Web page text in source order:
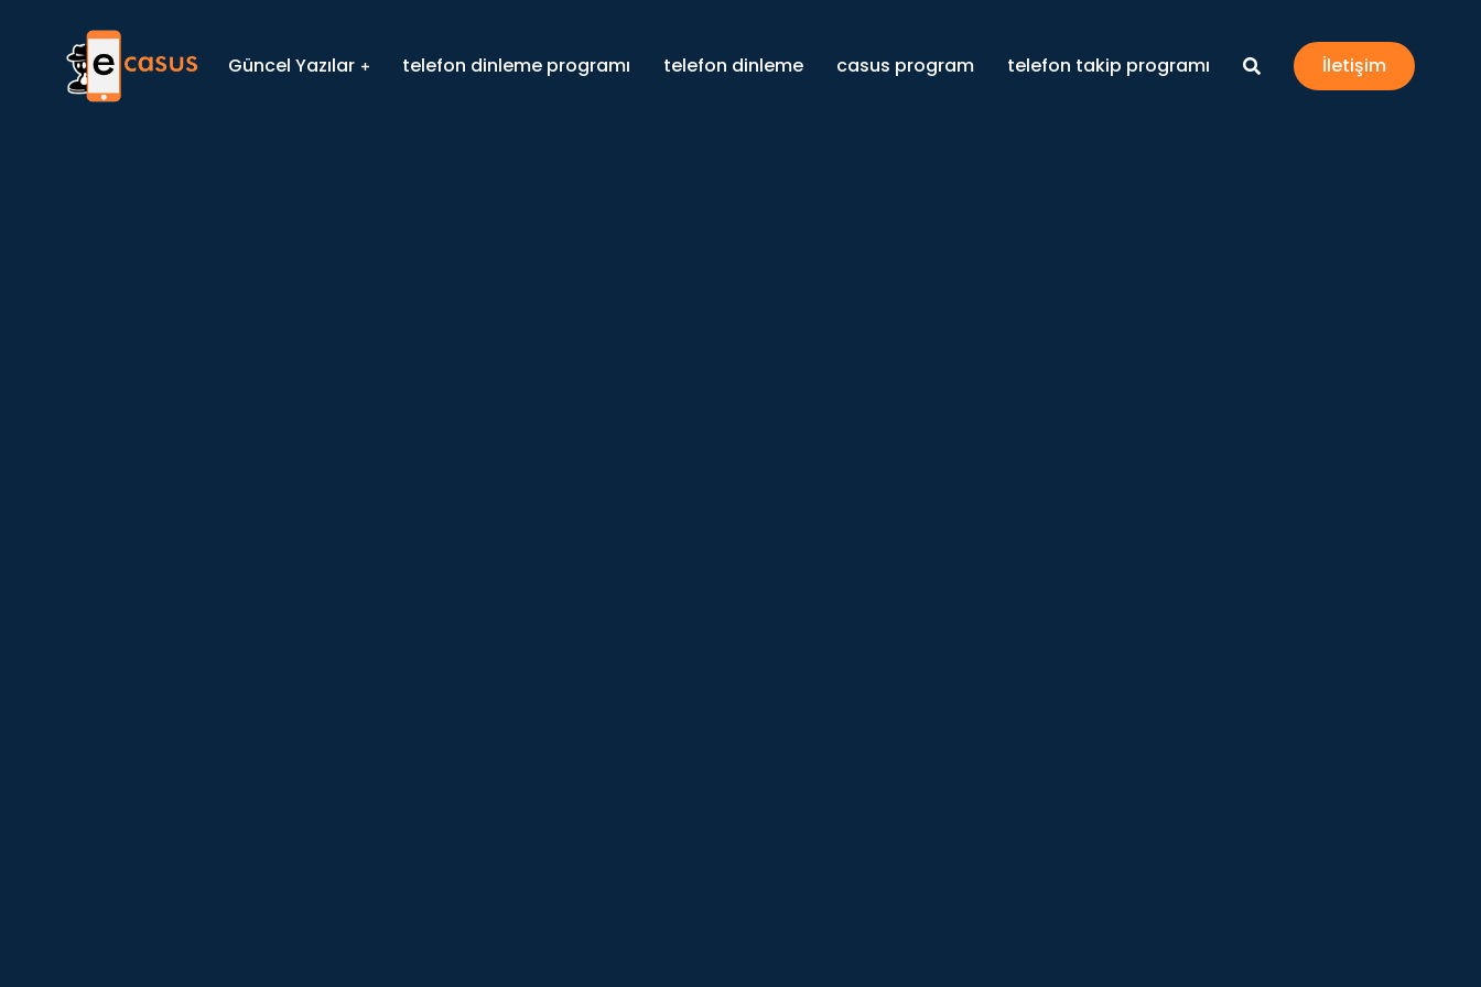
Güncel Yazılar telefon dinleme programı telefon dinleme casus program telefon takip programı İletişim